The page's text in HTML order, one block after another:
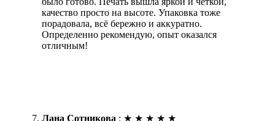
качество просто на высоте. Упаковка тоже
порадовала, всё бережно и аккуратно.
Определенно рекомендую, опыт оказался
отличным!
Лана Сотникова : ★ ★ ★ ★ ★